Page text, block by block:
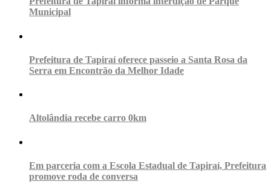
Municipal
Prefeitura de Tapiraí oferece passeio a Santa Rosa da
Serra em Encontrão da Melhor Idade
Altolândia recebe carro 0km
Em parceria com a Escola Estadual de Tapiraí, Prefeitura
promove roda de conversa